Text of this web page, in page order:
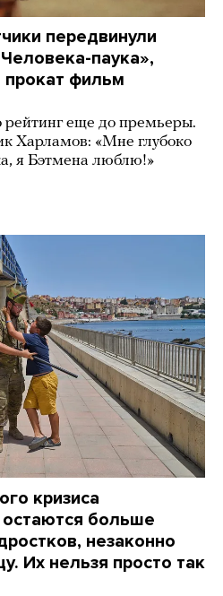
передвинули
паука»,
прокат фильм
рейтинг еще до премьеры.
Харламов: «Мне глубоко
я Бэтмена люблю!»
кризиса
остаются больше
незаконно
Их нельзя просто так